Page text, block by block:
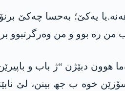
یەکێ؛ بەحسا چەکێ
رە بوو و من وەرگرتبوو برنۆ
دەما ھوون دبێژن “ژ باب و
خوە ب جھ بینن، لێ